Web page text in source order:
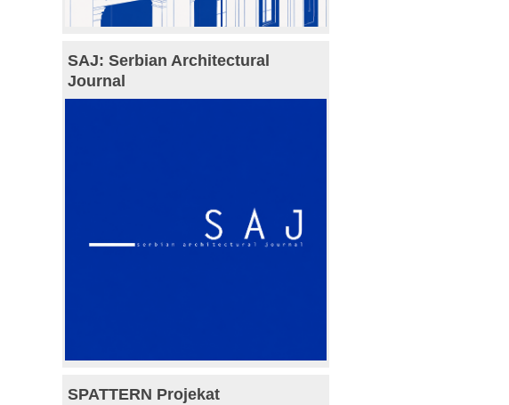
SAJ: Serbian Architectural
Journal
SPATTERN Projekat